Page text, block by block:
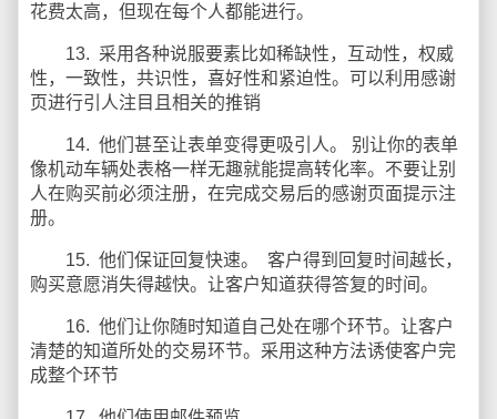
花费太高，但现在每个人都能进行。
13. 采用各种说服要素比如稀缺性，互动性，权威
性，一致性，共识性，喜好性和紧迫性。可以利用感谢
页进行引人注目且相关的推销
14. 他们甚至让表单变得更吸引人。 别让你的表单
像机动车辆处表格一样无趣就能提高转化率。不要让别
人在购买前必须注册，在完成交易后的感谢页面提示注
册。
15. 他们保证回复快速。 客户得到回复时间越长，
购买意愿消失得越快。让客户知道获得答复的时间。
16. 他们让你随时知道自己处在哪个环节。让客户
清楚的知道所处的交易环节。采用这种方法诱使客户完
成整个环节